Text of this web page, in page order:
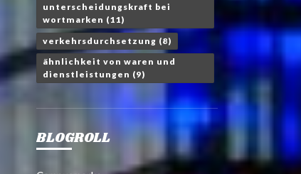
unterscheidungskraft bei
wortmarken (11)
verkehrsdurchsetzung (8)
ähnlichkeit von waren und
dienstleistungen (9)
BLOGROLL